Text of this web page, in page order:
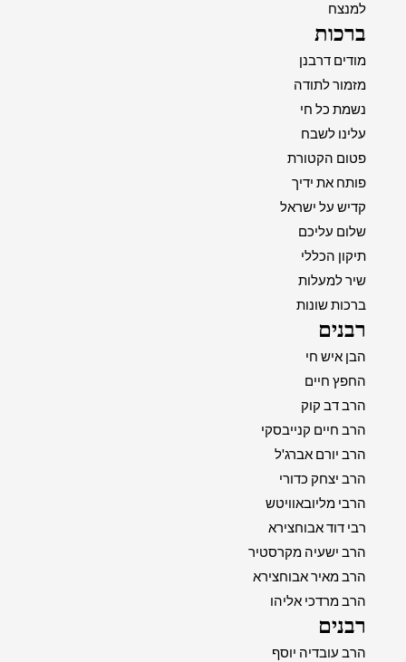
למנצח
ברכות
מודים דרבנן
מזמור לתודה
נשמת כל חי
עלינו לשבח
פטום הקטורת
פותח את ידיך
קדיש על ישראל
שלום עליכם
תיקון הכללי
שיר למעלות
ברכות שונות
רבנים
הבן איש חי
החפץ חיים
הרב דב קוק
הרב חיים קנייבסקי
הרב יורם אברג'ל
הרב יצחק כדורי
הרבי מליובאוויטש
רבי דוד אבוחצירא
הרב ישעיה מקרסטיר
הרב מאיר אבוחצירא
הרב מרדכי אליהו
רבנים
הרב עובדיה יוסף